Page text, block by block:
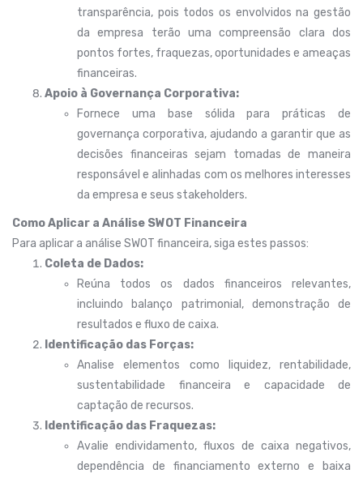
transparência, pois todos os envolvidos na gestão
da empresa terão uma compreensão clara dos
pontos fortes, fraquezas, oportunidades e ameaças
financeiras.
Apoio à Governança Corporativa:
Fornece uma base sólida para práticas de
governança corporativa, ajudando a garantir que as
decisões financeiras sejam tomadas de maneira
responsável e alinhadas com os melhores interesses
da empresa e seus stakeholders.
Como Aplicar a Análise SWOT Financeira
Para aplicar a análise SWOT financeira, siga estes passos:
Coleta de Dados:
Reúna todos os dados financeiros relevantes,
incluindo balanço patrimonial, demonstração de
resultados e fluxo de caixa.
Identificação das Forças:
Analise elementos como liquidez, rentabilidade,
sustentabilidade financeira e capacidade de
captação de recursos.
Identificação das Fraquezas:
Avalie endividamento, fluxos de caixa negativos,
dependência de financiamento externo e baixa